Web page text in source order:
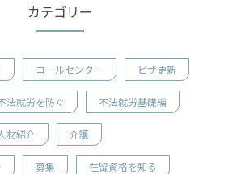
カテゴリー
コールセンター ビザ更新
法就労を防ぐ 不法就労基礎編
材紹介 介護
募集 在留資格を知る